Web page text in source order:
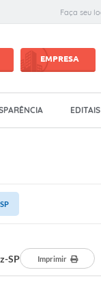
Faça seu
EMPRESA
EDITAIS
SP Imprimir